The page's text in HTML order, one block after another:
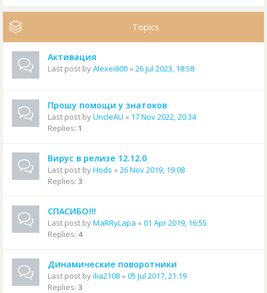
Topics
Активация
Last post byAlexei600 « 26 Jul 2023, 18:58
Прошу помощи у знатоков
Last post byUncleAU « 17 Nov 2022, 20:34
Replies: 1
Вирус в релизе 12.12.0
Last post byHods « 26 Nov 2019, 19:08
Replies: 3
СПАСИБО!!!
Last post byMaRRyLapa « 01 Apr 2019, 16:55
Replies: 4
Динамические поворотники
Last post byilia2108 « 05 Jul 2017, 21:19
Replies: 3